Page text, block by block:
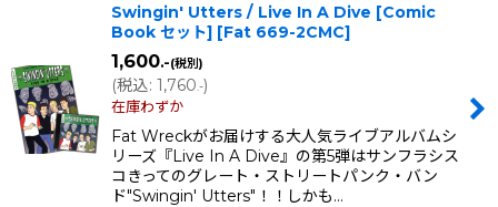
Swingin' Utters / Live In A Dive [Comic
Book セット] [Fat 669-2CMC]
1,600.-(税別)
(税込: 1,760.-)
在庫わずか
Fat Wreckがお届けする大人気ライブアルバムシ
リーズ『Live In A Dive』の第5弾はサンフラシス
コきってのグレート・ストリートパンク・バン
ド"Swingin' Utters"！！しかも…